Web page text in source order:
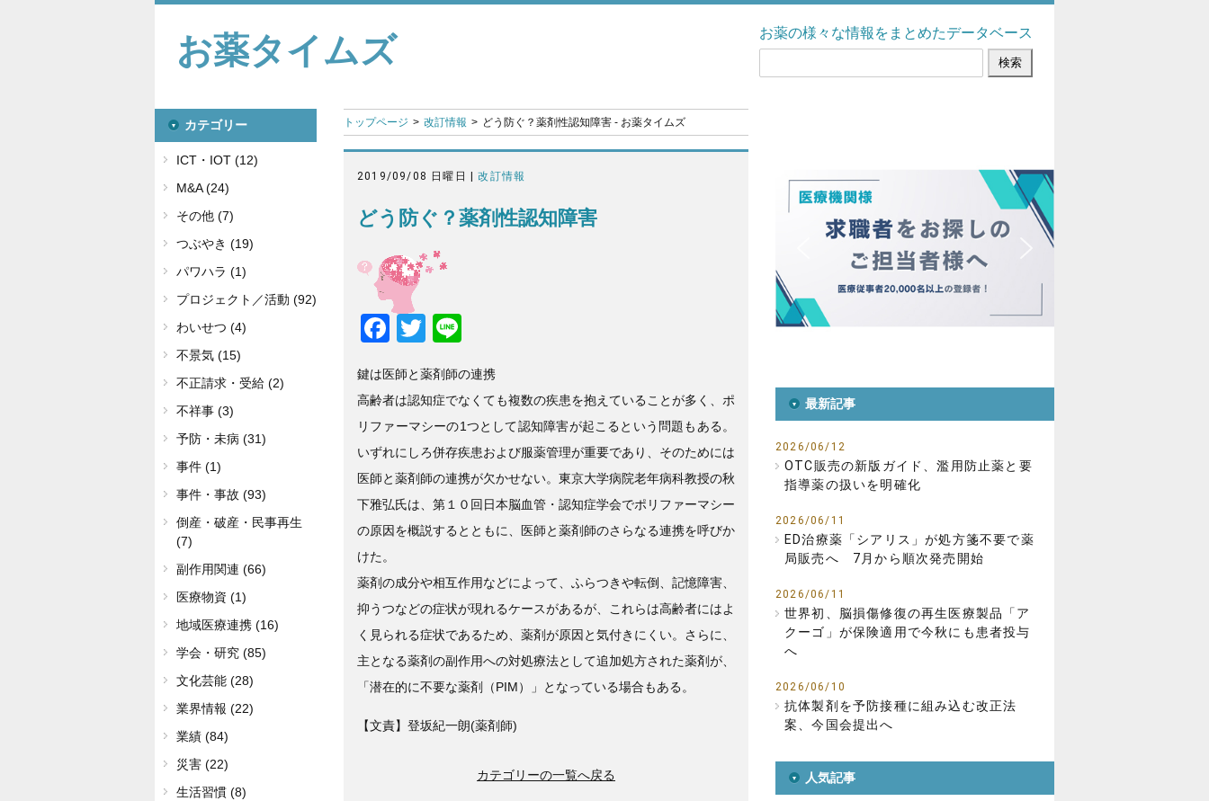
お薬タイムズ お薬の様々な情報をまとめたデータベース
トップページ 改訂情報 どう防ぐ？薬剤性認知障害 - お薬タイムズ
2019/09/08 日曜日 |改訂情報
どう防ぐ？薬剤性認知障害
F
c
e
b
o
o
k
T
tt
er
e
鍵は医師と薬剤師の連携
高齢者は認知症でなくても複数の疾患を抱えていることが多く、ポ
リファーマシーの1つとして認知障害が起こるという問題もある。
いずれにしろ併存疾患および服薬管理が重要であり、そのためには
医師と薬剤師の連携が欠かせない。東京大学病院老年病科教授の秋
下雅弘氏は、第１０回日本脳血管・認知症学会でポリファーマシー
の原因を概説するとともに、医師と薬剤師のさらなる連携を呼びか
けた。
薬剤の成分や相互作用などによって、ふらつきや転倒、記憶障害、
抑うつなどの症状が現れるケースがあるが、これらは高齢者にはよ
く見られる症状であるため、薬剤が原因と気付きにくい。さらに、
主となる薬剤の副作用への対処療法として追加処方された薬剤が、
「潜在的に不要な薬剤（PIM）」となっている場合もある。
【文責】登坂紀一朗(薬剤師)
カテゴリーの一覧へ戻る
最新記事
2026/06/12
OTC販売の新版ガイド、濫用防止薬と要
指導薬の扱いを明確化
2026/06/11
ED治療薬「シアリス」が処方箋不要で薬
局販売へ 7月から順次発売開始
2026/06/11
世界初、脳損傷修復の再生医療製品「ア
クーゴ」が保険適用で今秋にも患者投与
へ
2026/06/10
抗体製剤を予防接種に組み込む改正法
案、今国会提出へ
人気記事
カテゴリー
ICT・IOT (12)
M&A (24)
その他 (7)
つぶやき (19)
パワハラ (1)
プロジェクト／活動 (92)
わいせつ (4)
不景気 (15)
不正請求・受給 (2)
不祥事 (3)
予防・未病 (31)
事件 (1)
事件・事故 (93)
倒産・破産・民事再生
(7)
副作用関連 (66)
医療物資 (1)
地域医療連携 (16)
学会・研究 (85)
文化芸能 (28)
業界情報 (22)
業績 (84)
災害 (22)
生活習慣 (8)